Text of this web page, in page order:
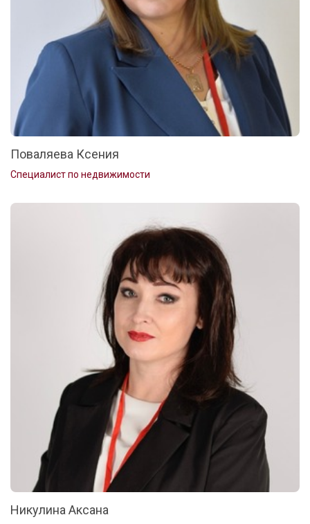
Поваляева Ксения
Специалист по недвижимости
Никулина Аксана